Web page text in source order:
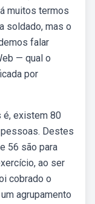
muitos termos
soldado, mas o
falar
— qual o
por
é, existem 80
Destes
56 são para
ao ser
cobrado o
agrupamento